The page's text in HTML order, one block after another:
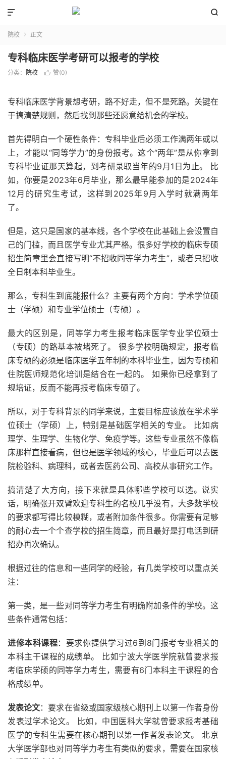


院校  正文
专科临床医学考研可以报考的学校
分类： 院校  赞(0)
专科临床医学背景想考研，路不好走，但不是死路。关键在
于搞清楚规则，然后找到那些还愿意给机会的学校。
首先得明白一个硬性条件：专科毕业后必须工作满两年或以
上，才能以“同等学力”的身份报考。这个“两年”是从你拿到
专科毕业证那天算起，到考研录取当年的9月1日为止。 比
如，你要是2023年6月毕业，那么最早能参加的是2024年
12月的研究生考试，这样到2025年9月入学时就满两年
了。
但是，这只是国家的基本线，各个学校在此基础上会设置自
己的门槛，而且医学专业尤其严格。很多好学校的临床专硕
招生简章里会直接写明“不招收同等学力考生”，或者只招收
全日制本科毕业生。
那么，专科生到底能报什么？主要有两个方向：学术学位硕
士（学硕）和专业学位硕士（专硕）。
最大的区别是，同等学力考生报考临床医学专业学位硕士
（专硕）的路基本被堵死了。 很多学校明确规定，报考临
床专硕的必须是临床医学五年制的本科毕业生，因为专硕和
住院医师规范化培训是结合在一起的。 如果你已经拿到了
规培证，反而不能再报考临床专硕了。
所以，对于专科背景的同学来说，主要目标应该放在学术学
位硕士（学硕）上，特别是基础医学相关的专业。 比如病
理学、生理学、生物化学、免疫学等。这些专业虽然不像临
床那样直接看病，但也是医学领域的核心，毕业后可以去医
院检验科、病理科，或者去医药公司、高校从事研究工作。
搞清楚了大方向，接下来就是具体哪些学校可以选。说实
话，明确张开双臂欢迎专科生的名校几乎没有，大多数学校
的要求都写得比较模糊，或者附加条件很多。你需要有足够
的耐心去一个个查学校的招生简章，而且最好是打电话到研
招办再次确认。
根据过往的信息和一些同学的经验，有几类学校可以重点关
注：
第一类，是一些对同等学力考生有明确附加条件的学校。这
些条件通常包括：
进修本科课程：要求你提供学习过6到8门报考专业相关的
本科主干课程的成绩单。 比如宁波大学医学院就曾要求报
考临床学硕的同等学力考生，需要有6门本科主干课程的合
格成绩单。
发表论文：要求在省级或国家级核心期刊上以第一作者身份
发表过学术论文。 比如，中国医科大学就曾要求报考基础
医学的专科生需要在核心期刊以第一作者发表论文。 北京
大学医学部也对同等学力考生有类似的要求，需要在国家核